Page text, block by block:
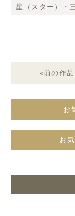
星（スター）・
«前の作
お
お